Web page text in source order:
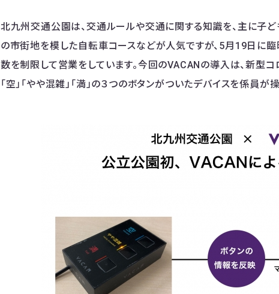
北九州交通公園は、交通ルールや交通に関する知識を、主に子
の市街地を模した自転車コースなどが人気ですが、5月19日に
数を制限して営業をしています。今回のVACANの導入は、新型
「空」「やや混雑」「満」の３つのボタンがついたデバイスを係員